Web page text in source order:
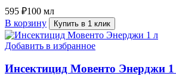
595 ₽100 мл
В корзину
Купить в 1 клик
Добавить в избранное
Инсектицид Мовенто Энерджи